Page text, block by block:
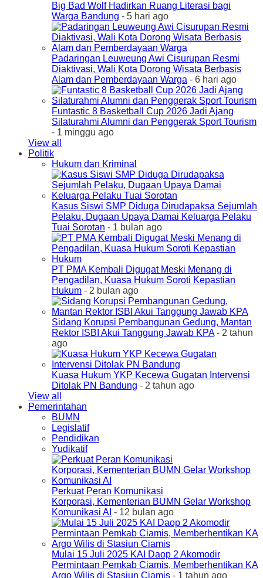
Big Bad Wolf Hadirkan Ruang Literasi bagi
Warga Bandung - 5 hari ago
Padaringan Leuweung Awi Cisurupan Resmi
Diaktivasi, Wali Kota Dorong Wisata Berbasis
Alam dan Pemberdayaan Warga - 6 hari ago
Funtastic 8 Basketball Cup 2026 Jadi Ajang
Silaturahmi Alumni dan Penggerak Sport Tourism
- 1 minggu ago
View all
Politik
Hukum dan Kriminal
Kasus Siswi SMP Diduga Dirudapaksa Sejumlah
Pelaku, Dugaan Upaya Damai Keluarga Pelaku
Tuai Sorotan - 1 bulan ago
PT PMA Kembali Digugat Meski Menang di
Pengadilan, Kuasa Hukum Soroti Kepastian
Hukum - 2 bulan ago
Sidang Korupsi Pembangunan Gedung, Mantan
Rektor ISBI Akui Tanggung Jawab KPA- 2 tahun
ago
Kuasa Hukum YKP Kecewa Gugatan Intervensi
Ditolak PN Bandung - 2 tahun ago
View all
Pemerintahan
BUMN
Legislatif
Pendidikan
Yudikatif
Perkuat Peran Komunikasi
Korporasi, Kementerian BUMN Gelar Workshop
Komunikasi AI - 12 bulan ago
Mulai 15 Juli 2025 KAI Daop 2 Akomodir
Permintaan Pemkab Ciamis, Memberhentikan KA
Argo Wilis di Stasiun Ciamis - 1 tahun ago